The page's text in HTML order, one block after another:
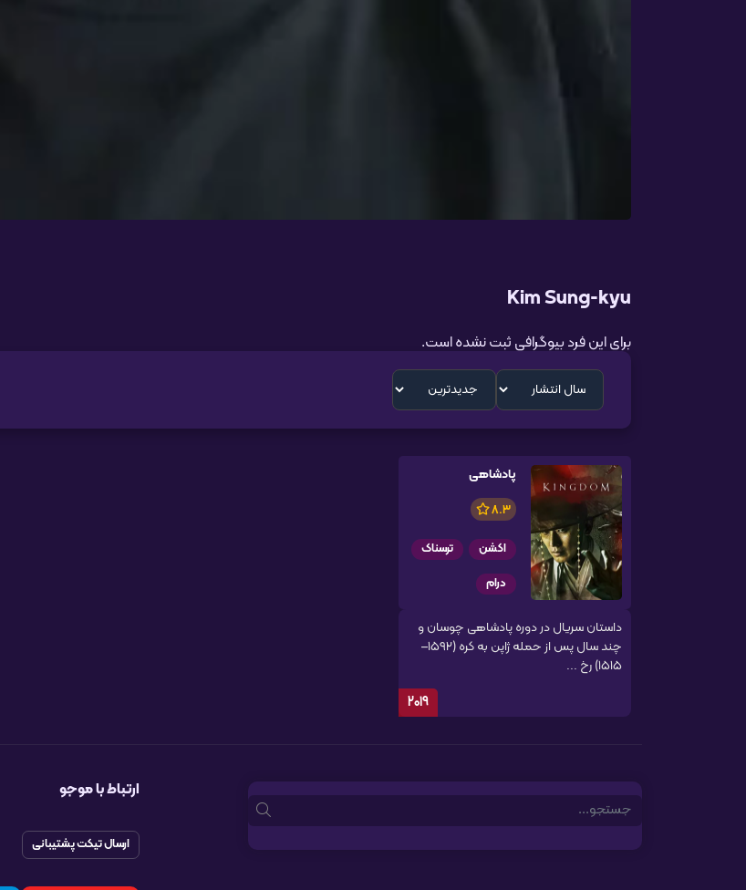
Kim Sung-kyu
برای این فرد بیوگرافی ثبت نشده است.
پادشاهی
8.3
اکشن
ترسناک
درام
داستان سریال در دوره پادشاهی چوسان و
چند سال پس از حمله ژاپن به کره (۱۵۹۲–
۱۵۱۵) رخ ...
2019
Search
ارتباط با موجو
ارسال تیکت پشتیبانی